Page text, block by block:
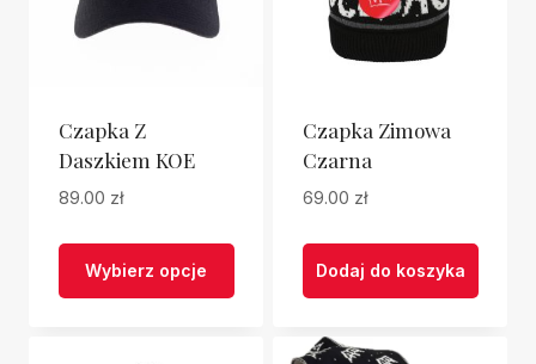
Czapka Z
Daszkiem KOE
89.00 zł
Wybierz opcje
Czapka Zimowa
Czarna
69.00 zł
Dodaj do koszyka